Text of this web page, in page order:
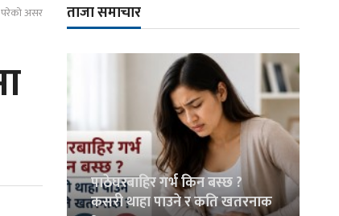
परेको असर ताजा समाचार
पाठेघरबाहिर गर्भ किन बस्छ ?
कसरी थाहा पाउने र कति खतरनाक